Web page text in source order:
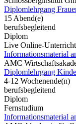
Diplomlehrgang
15 Abend(e)
berufsbegleitend
Diplom
Live Online-Unterricht
Informationsmaterial
AMC
Diplomlehrgang
4-12 Wochenende(n)
berufsbegleitend
Diplom
Fernstudium
Informationsmaterial